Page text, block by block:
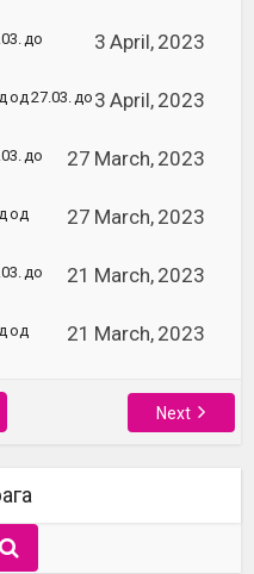
3 April, 2023
до
3 April, 2023
од 27.03. до
27 March, 2023
до
27 March, 2023
од
21 March, 2023
до
21 March, 2023
од
Next